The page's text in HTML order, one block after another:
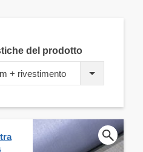
del prodotto
+ rivestimento